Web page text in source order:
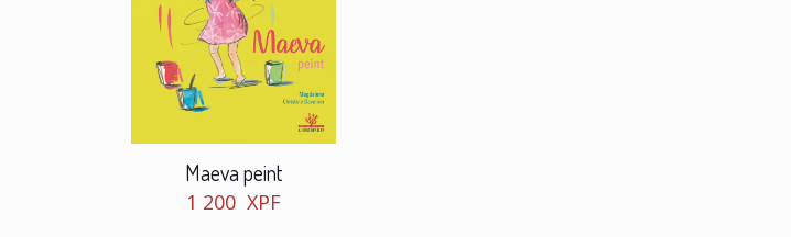
Maeva peint
1 200 XPF